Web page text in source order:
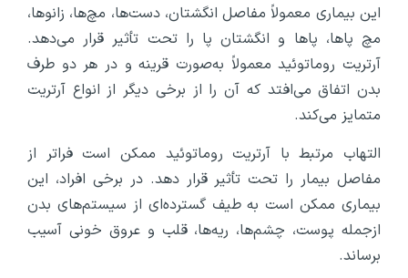
این بیماری معمولاً مفاصل انگشتان، دست‌ها، مچ‌ها، زانوها،
مچ پاها، پاها و انگشتان پا را تحت تأثیر قرار می‌دهد.
آرتریت روماتوئید معمولاً به‌صورت قرینه و در هر دو طرف
بدن اتفاق می‌افتد که آن را از برخی دیگر از انواع آرتریت
متمایز می‌کند.
التهاب مرتبط با آرتریت روماتوئید ممکن است فراتر از
مفاصل بیمار را تحت تأثیر قرار دهد. در برخی افراد، این
بیماری ممکن است به طیف گسترده‌ای از سیستم‌های بدن
ازجمله پوست، چشم‌ها، ریه‌ها، قلب و عروق خونی آسیب
برساند.